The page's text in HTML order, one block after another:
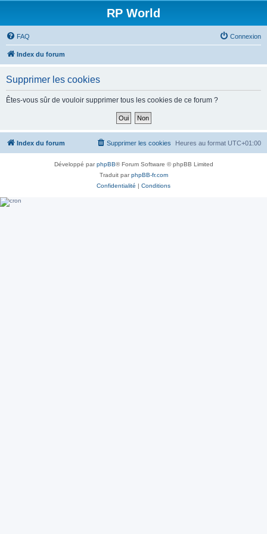
RP World
FAQ Connexion
Index du forum
Supprimer les cookies
Êtes-vous sûr de vouloir supprimer tous les cookies de ce forum ?
Index du forum Heures au format UTC+01:00
Supprimer les cookies
Développé parphpBB® Forum Software © phpBB Limited
Traduit parphpBB-fr.com
Confidentialité | Conditions